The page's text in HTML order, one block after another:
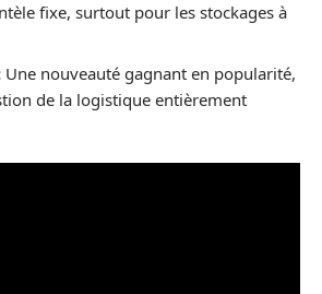
fixe, surtout pour les stockages à
Une nouveauté gagnant en popularité,
de la logistique entièrement